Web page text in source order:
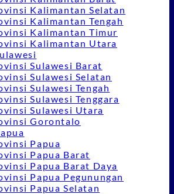
Kalimantan Selatan
Kalimantan Tengah
Kalimantan Timur
Kalimantan Utara
Sulawesi Barat
Sulawesi Selatan
Sulawesi Tengah
Sulawesi Tenggara
Sulawesi Utara
Gorontalo
Papua
Papua Barat
Papua Barat Daya
Papua Pegunungan
Papua Selatan